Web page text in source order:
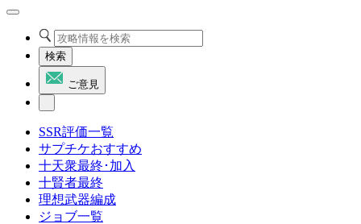
検索
ご意見
SSR評価一覧
サプチケおすすめ
十天衆最終･加入
十賢者最終
理想武器編成
ジョブ一覧